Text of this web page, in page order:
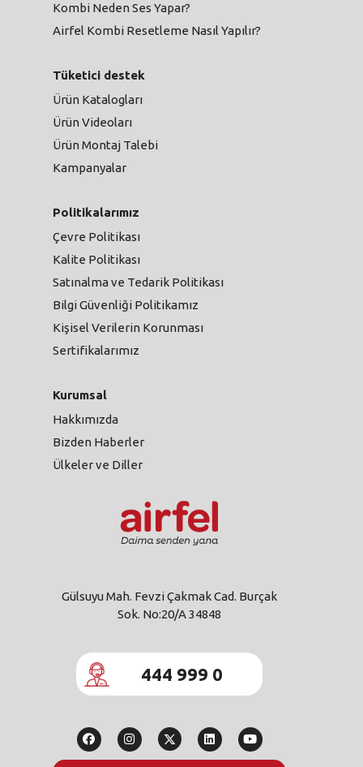
Kombi Neden Ses Yapar?
Airfel Kombi Resetleme Nasıl Yapılır?
Tüketici destek
Ürün Katalogları
Ürün Videoları
Ürün Montaj Talebi
Kampanyalar
Politikalarımız
Çevre Politikası
Kalite Politikası
Satınalma ve Tedarik Politikası
Bilgi Güvenliği Politikamız
Kişisel Verilerin Korunması
Sertifikalarımız
Kurumsal
Hakkımızda
Bizden Haberler
Ülkeler ve Diller
Gülsuyu Mah. Fevzi Çakmak Cad. Burçak
Sok. No:20/A 34848
444 999 0